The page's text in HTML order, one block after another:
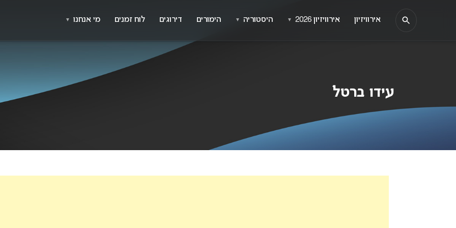
עידו ברטל
אירוויזיון אירוויזיון 2026 ▼ היסטוריה ▼ הימורים דירוגים לוח זמנים מי אנחנו ▼